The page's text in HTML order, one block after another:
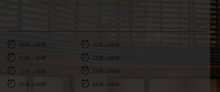
imaju.U konačnici, dobili su kuću iz snova. Svojih snova.
10.08. u 16:00 11.08. u 04:00
11.08. u 16:00 12.08. u 04:00
12.08. u 16:00 13.08. u 04:00
13.08. u 16:00 14.08. u 04:00